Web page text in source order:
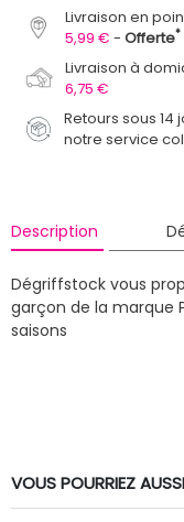
Livraison en
5,99 €
Offerte*
Livraison à
6,75 €
Retours sous
notre service
Description
Dégriffstock vous
garçon de la marque
saisons
VOUS POURRIEZ